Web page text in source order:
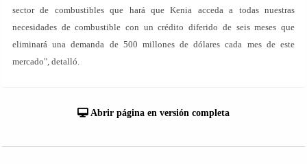
sector de combustibles que hará que Kenia acceda a todas nuestras
necesidades de combustible con un crédito diferido de seis meses que
eliminará una demanda de 500 millones de dólares cada mes de este
mercado", detalló.
Abrir página en versión completa